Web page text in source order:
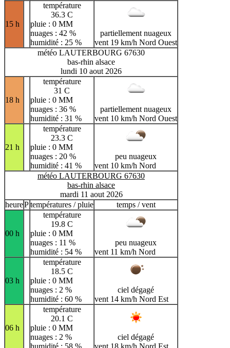
15 h
température
36.3 C
pluie : 0 MM
nuages : 42 %
humidité : 25 %
partiellement nuageux
vent 19 km/h Nord Ouest
météo LAUTERBOURG 67630
bas-rhin alsace
lundi 10 aout 2026
18 h
température
31 C
pluie : 0 MM
nuages : 36 %
humidité : 31 %
partiellement nuageux
vent 10 km/h Nord Ouest
21 h
température
23.3 C
pluie : 0 MM
nuages : 20 %
humidité : 41 %
peu nuageux
vent 10 km/h Nord
météo LAUTERBOURG 67630
bas-rhin alsace
mardi 11 aout 2026
heurePtempératures / pluie temps / vent
00 h
température
19.8 C
pluie : 0 MM
nuages : 11 %
humidité : 54 %
peu nuageux
vent 11 km/h Nord
03 h
température
18.5 C
pluie : 0 MM
nuages : 2 %
humidité : 60 %
ciel dégagé
vent 14 km/h Nord Est
06 h
température
20.1 C
pluie : 0 MM
nuages : 2 %
humidité : 58 %
ciel dégagé
vent 18 km/h Nord Est